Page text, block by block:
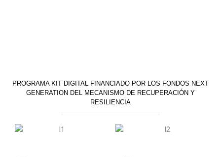
PROGRAMA KIT DIGITAL FINANCIADO POR LOS FONDOS NEXT
GENERATION DEL MECANISMO DE RECUPERACIÓN Y
RESILIENCIA